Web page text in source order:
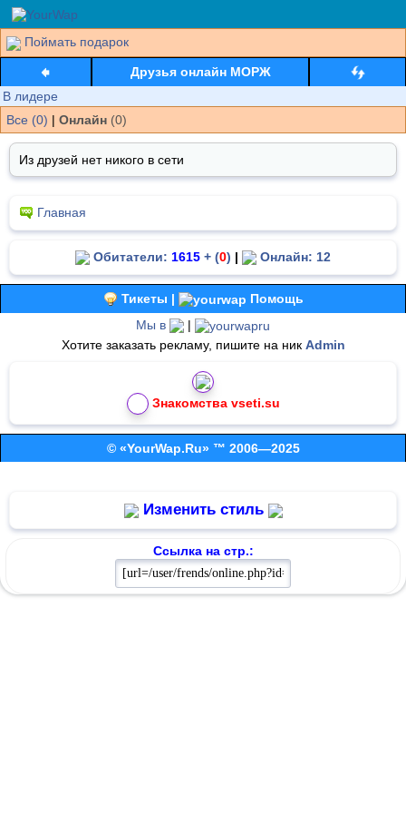
Поймать подарок
Друзья онлайн МОРЖ
В лидере
Все (0) | Онлайн (0)
Из друзей нет никого в сети
Главная
Обитатели: 1615 + (0) | Онлайн: 12
Тикеты |
Помощь
Мы в
|
Хотите заказать рекламу, пишите на ник Admin
Знакомства vseti.su
© «YourWap.Ru» ™ 2006—2025
Изменить стиль
Ссылка на стр.: